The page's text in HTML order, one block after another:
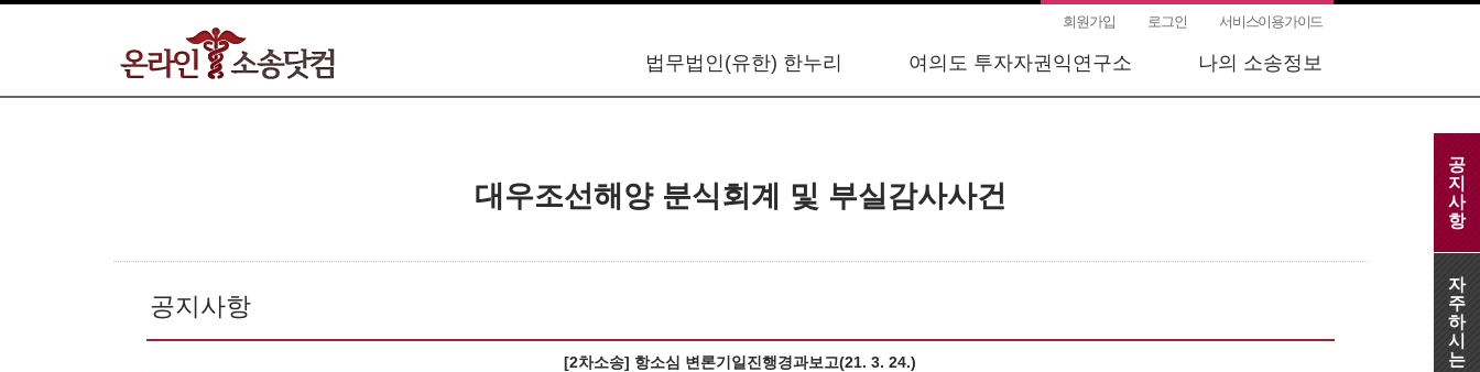
서비스이용가이드
로그인
회원가입
법무법인(유한) 한누리 여의도 투자자권익연구소 나의 소송정보
대우조선해양 분식회계 및 부실감사사건
공지사항
​[2차소송] 항소심 변론기일진행경과보고(21. 3. 24.)
공
지
사
항
자
주
하
시
는